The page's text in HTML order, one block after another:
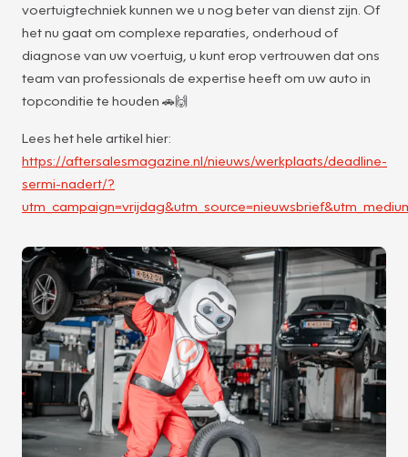
voertuigtechniek kunnen we u nog beter van dienst zijn. Of
het nu gaat om complexe reparaties, onderhoud of
diagnose van uw voertuig, u kunt erop vertrouwen dat ons
team van professionals de expertise heeft om uw auto in
topconditie te houden 🚗🙌
Lees het hele artikel hier:
https://aftersalesmagazine.nl/nieuws/werkplaats/deadline-
sermi-nadert/?